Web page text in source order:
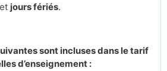
et jours fériés.
sont incluses dans le tarif
d’enseignement :